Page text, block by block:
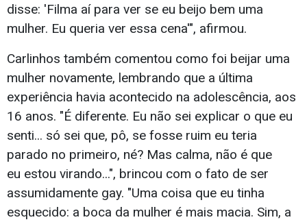
disse: 'Filma aí para ver se eu beijo bem uma
mulher. Eu queria ver essa cena'", afirmou.
Carlinhos também comentou como foi beijar uma
mulher novamente, lembrando que a última
experiência havia acontecido na adolescência, aos
16 anos. "É diferente. Eu não sei explicar o que eu
senti... só sei que, pô, se fosse ruim eu teria
parado no primeiro, né? Mas calma, não é que
eu estou virando...", brincou com o fato de ser
assumidamente gay. "Uma coisa que eu tinha
esquecido: a boca da mulher é mais macia. Sim, a